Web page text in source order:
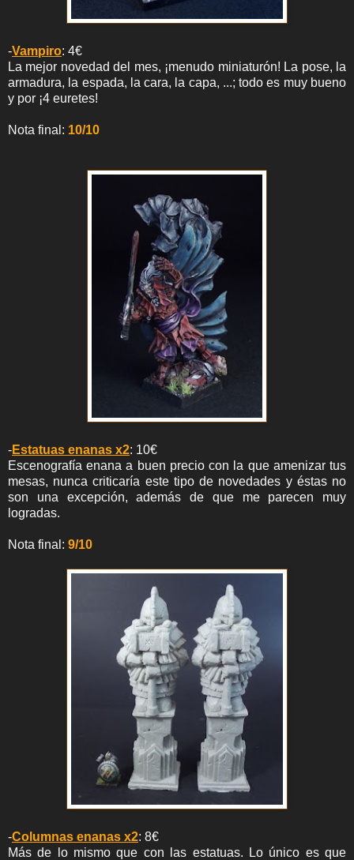
-Vampiro: 4€
La mejor novedad del mes, ¡menudo miniaturón! La pose, la
armadura, la espada, la cara, la capa, ...; todo es muy bueno
y por ¡4 euretes!
Nota final: 10/10
-Estatuas enanas x2: 10€
Escenografía enana a buen precio con la que amenizar tus
mesas, nunca criticaría este tipo de novedades y éstas no
son una excepción, además de que me parecen muy
logradas.
Nota final: 9/10
-Columnas enanas x2: 8€
Más de lo mismo que con las estatuas. Lo único es que